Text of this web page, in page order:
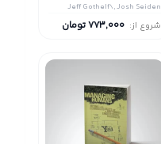
Improve User Experience
Jeff Gothelf\, Josh Seiden
شروع از: 773,000تومان